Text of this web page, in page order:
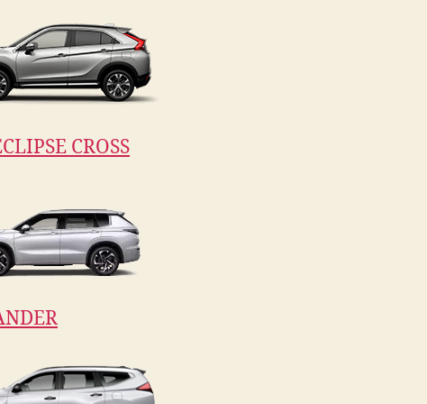
CROSS